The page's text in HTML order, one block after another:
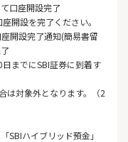
口座開設完了
設を完了ください。
開設完了通知(簡易書留
までにSBI証券に到着す
は対象外となります。（2
SBIハイブリッド預金」